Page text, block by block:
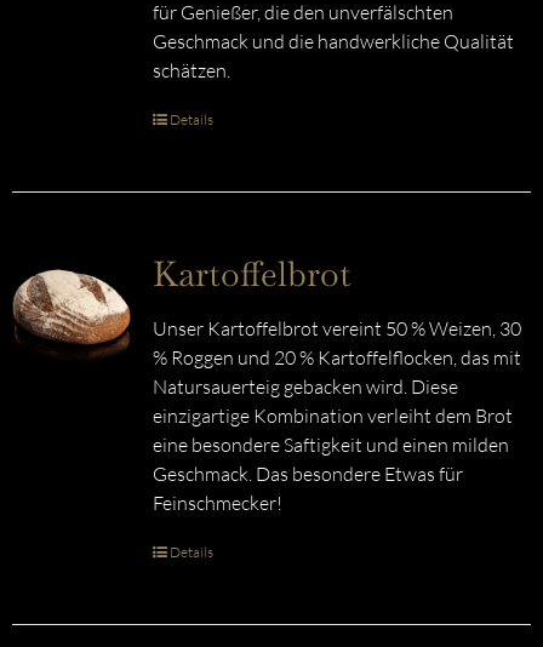
für Genießer, die den unverfälschten
Geschmack und die handwerkliche Qualität
schätzen.
Details
Kartoffelbrot
Unser Kartoffelbrot vereint 50 % Weizen, 30
% Roggen und 20 % Kartoffelflocken, das mit
Natursauerteig gebacken wird. Diese
einzigartige Kombination verleiht dem Brot
eine besondere Saftigkeit und einen milden
Geschmack. Das besondere Etwas für
Feinschmecker!
Details